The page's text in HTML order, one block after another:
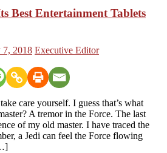
Best Entertainment Tablets
7, 2018 Author
Executive Editor
care yourself. I guess that’s what
A tremor in the Force. The last
of my old master. I have traced the
a Jedi can feel the Force flowing